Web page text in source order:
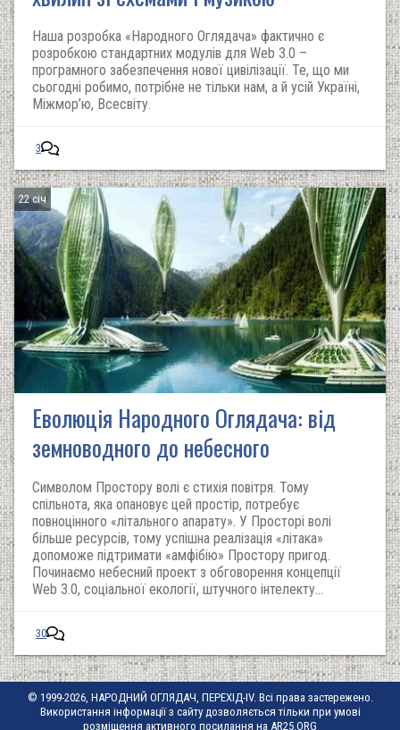
Наша розробка «Народного Оглядача» фактично є
розробкою стандартних модулів для Web 3.0 –
програмного забезпечення нової цивілізації. Те, що ми
сьогодні робимо, потрібне не тільки нам, а й усій Україні,
Міжмор’ю, Всесвіту.
3
22 січ
Еволюція Народного Оглядача: від
земноводного до небесного
Символом Простору волі є стихія повітря. Тому
спільнота, яка опановує цей простір, потребує
повноцінного «літального апарату». У Просторі волі
більше ресурсів, тому успішна реалізація «літака»
допоможе підтримати «амфібію» Простору пригод.
Починаємо небесний проект з обговорення концепції
Web 3.0, соціальної екології, штучного інтелекту...
30
© 1999-2026, НАРОДНИЙ ОГЛЯДАЧ, ПЕРЕХІД-IV. Всі права застережено.
Використання інформації з сайту дозволяється тільки при умові
розміщення активного посилання на AR25.ORG